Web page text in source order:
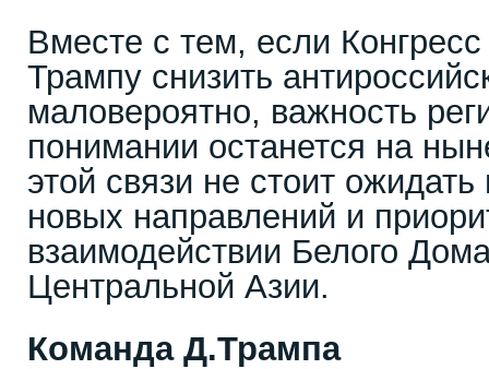
Вместе с тем, если
Трампу снизить
маловероятно, важность
понимании останется на
этой связи не стоит
новых направлений и
взаимодействии Белого
Центральной Азии.
Команда Д.Трампа